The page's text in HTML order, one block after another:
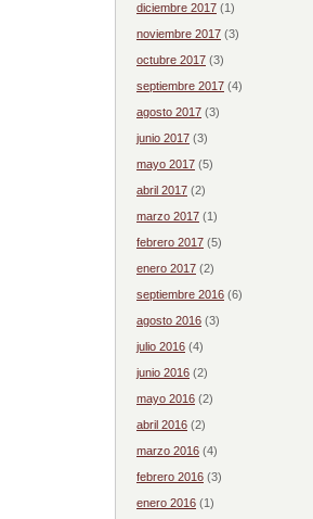
diciembre 2017 (1)
noviembre 2017 (3)
octubre 2017 (3)
septiembre 2017 (4)
agosto 2017 (3)
junio 2017 (3)
mayo 2017 (5)
abril 2017 (2)
marzo 2017 (1)
febrero 2017 (5)
enero 2017 (2)
septiembre 2016 (6)
agosto 2016 (3)
julio 2016 (4)
junio 2016 (2)
mayo 2016 (2)
abril 2016 (2)
marzo 2016 (4)
febrero 2016 (3)
enero 2016 (1)